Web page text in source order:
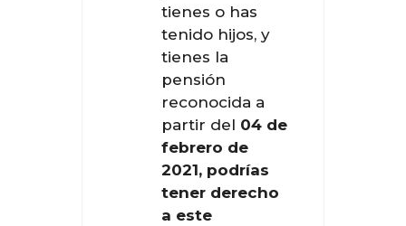
tienes o has
tenido hijos, y
tienes la
pensión
reconocida a
partir del 04 de
febrero de
2021, podrías
tener derecho
a este